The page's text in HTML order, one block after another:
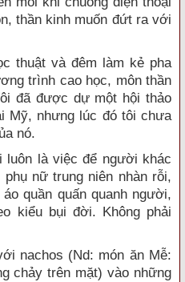
thần kinh muốn đứt ra với
thuật và đêm làm kẻ pha
trình cao học, môn thần
đã được dự một hội thảo
Mỹ, nhưng lúc đó tôi chưa
nó.
luôn là việc để người khác
nữ trung niên nhàn rỗi,
quần quấn quanh người,
kiểu bụi đời. Không phải
nachos (Nd: món ăn Mễ:
chảy trên mặt) vào những